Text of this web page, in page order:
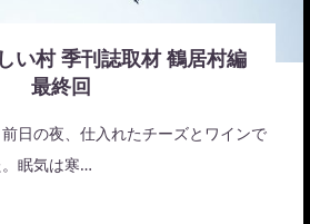
い村 季刊誌取材 鶴居村編
最終回
日の夜、仕入れたチーズとワインで
眠気は寒…